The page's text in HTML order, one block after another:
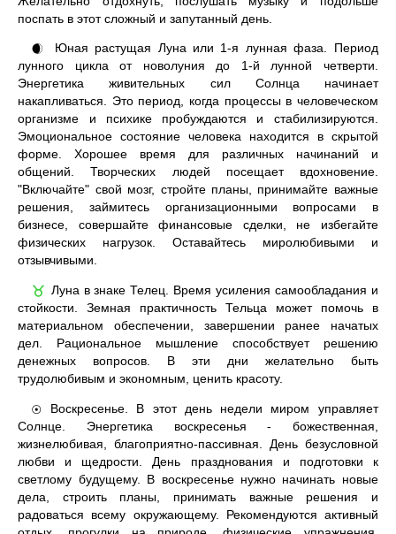
поспать в этот сложный и запутанный день.
🌒
Юная растущая Луна или 1-я лунная фаза. Период
лунного цикла от новолуния до 1-й лунной четверти.
Энергетика живительных сил Солнца начинает
накапливаться. Это период, когда процессы в человеческом
организме и психике пробуждаются и стабилизируются.
Эмоциональное состояние человека находится в скрытой
форме. Хорошее время для различных начинаний и
общений. Творческих людей посещает вдохновение.
"Включайте" свой мозг, стройте планы, принимайте важные
решения, займитесь организационными вопросами в
бизнесе, совершайте финансовые сделки, не избегайте
физических нагрузок. Оставайтесь миролюбивыми и
отзывчивыми.
♉
Луна в знаке Телец. Время усиления самообладания и
стойкости. Земная практичность Тельца может помочь в
материальном обеспечении, завершении ранее начатых
дел. Рациональное мышление способствует решению
денежных вопросов. В эти дни желательно быть
трудолюбивым и экономным, ценить красоту.
☉
Воскресенье. В этот день недели миром управляет
Солнце. Энергетика воскресенья - божественная,
жизнелюбивая, благоприятно-пассивная. День безусловной
любви и щедрости. День празднования и подготовки к
светлому будущему. В воскресенье нужно начинать новые
дела, строить планы, принимать важные решения и
радоваться всему окружающему. Рекомендуются активный